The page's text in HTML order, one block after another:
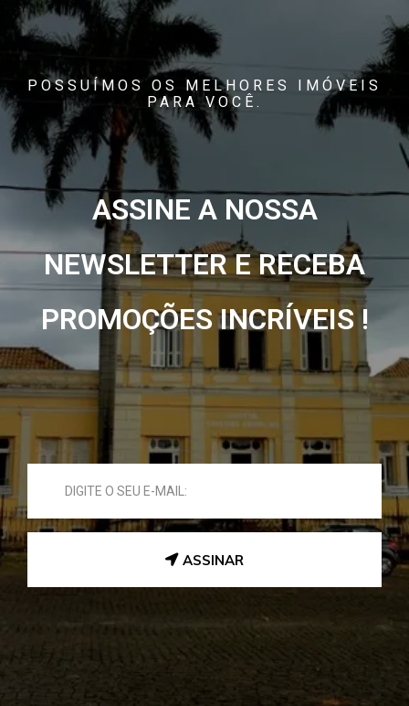
POSSUÍMOS OS MELHORES IMÓVEIS
PARA VOCÊ.
ASSINE A NOSSA
NEWSLETTER E RECEBA
PROMOÇÕES INCRÍVEIS !
ASSINAR